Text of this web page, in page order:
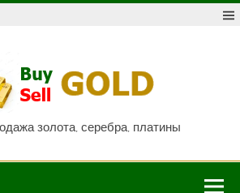
золота, серебра, платины